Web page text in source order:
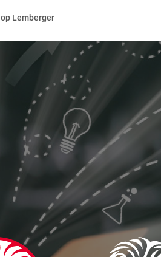
Lemberger